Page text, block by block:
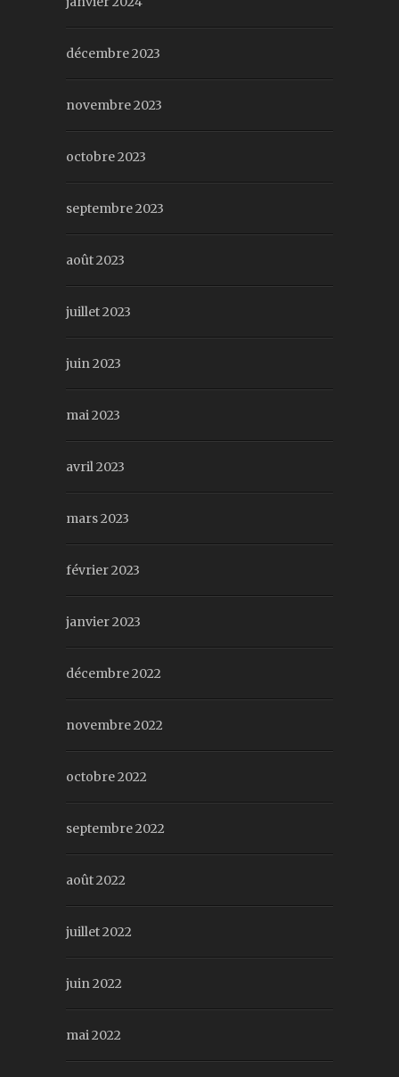
décembre 2023
novembre 2023
octobre 2023
septembre 2023
août 2023
juillet 2023
juin 2023
mai 2023
avril 2023
mars 2023
février 2023
janvier 2023
décembre 2022
novembre 2022
octobre 2022
septembre 2022
août 2022
juillet 2022
juin 2022
mai 2022